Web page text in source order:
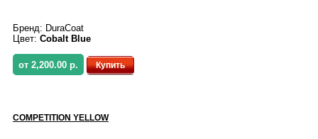
Бренд: DuraCoat
Цвет: Cobalt Blue
от 2,200.00 р. Купить
COMPETITION YELLOW